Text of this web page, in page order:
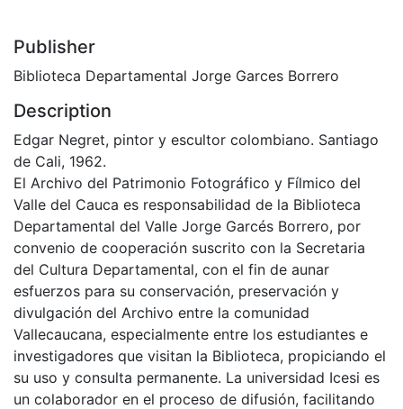
Publisher
Biblioteca Departamental Jorge Garces Borrero
Description
Edgar Negret, pintor y escultor colombiano. Santiago
de Cali, 1962.
El Archivo del Patrimonio Fotográfico y Fílmico del
Valle del Cauca es responsabilidad de la Biblioteca
Departamental del Valle Jorge Garcés Borrero, por
convenio de cooperación suscrito con la Secretaria
del Cultura Departamental, con el fin de aunar
esfuerzos para su conservación, preservación y
divulgación del Archivo entre la comunidad
Vallecaucana, especialmente entre los estudiantes e
investigadores que visitan la Biblioteca, propiciando el
su uso y consulta permanente. La universidad Icesi es
un colaborador en el proceso de difusión, facilitando